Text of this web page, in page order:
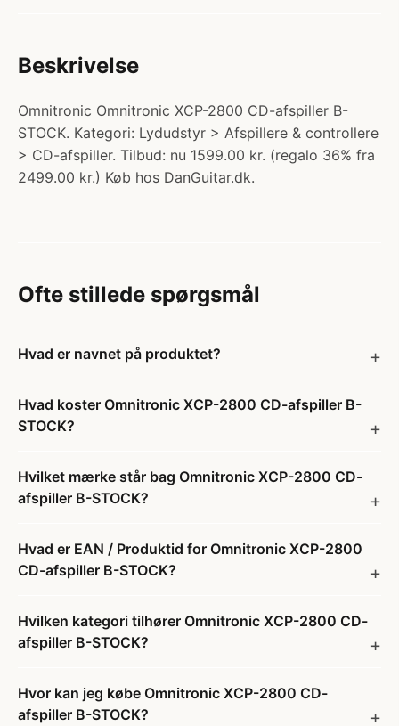
Beskrivelse
Omnitronic Omnitronic XCP-2800 CD-afspiller B-
STOCK. Kategori: Lydudstyr > Afspillere & controllere
> CD-afspiller. Tilbud: nu 1599.00 kr. (regalo 36% fra
2499.00 kr.) Køb hos DanGuitar.dk.
Ofte stillede spørgsmål
Hvad er navnet på produktet?
Hvad koster Omnitronic XCP-2800 CD-afspiller B-
STOCK?
Hvilket mærke står bag Omnitronic XCP-2800 CD-
afspiller B-STOCK?
Hvad er EAN / Produktid for Omnitronic XCP-2800
CD-afspiller B-STOCK?
Hvilken kategori tilhører Omnitronic XCP-2800 CD-
afspiller B-STOCK?
Hvor kan jeg købe Omnitronic XCP-2800 CD-
afspiller B-STOCK?